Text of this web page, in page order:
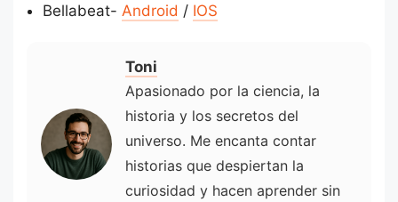
Bellabeat- Android / IOS
Toni
Apasionado por la ciencia, la
historia y los secretos del
universo. Me encanta contar
historias que despiertan la
curiosidad y hacen aprender sin